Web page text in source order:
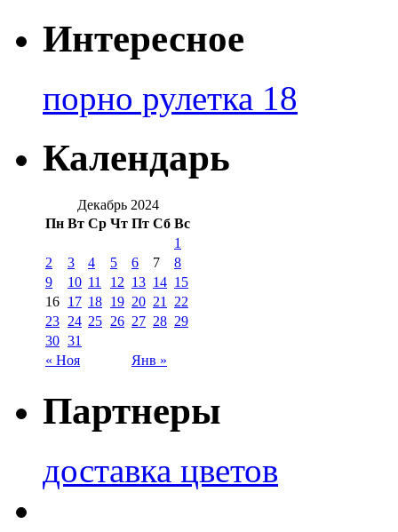
Интересное
порно рулетка 18
Календарь
Декабрь 2024
Пн Вт Ср Чт Пт Сб Вс
« Ноя Янв »
1
2
3 4 5 6 7
8
9
10 11 12 13 14 15
16 17 18 19 20 21
22
23 24 25 26 27 28 29
30 31
Партнеры
доставка цветов